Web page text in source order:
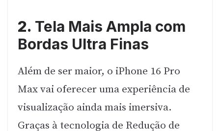
2. Tela Mais Ampla com
Bordas Ultra Finas
Além de ser maior, o iPhone 16 Pro
Max vai oferecer uma experiência de
visualização ainda mais imersiva.
Graças à tecnologia de Redução de